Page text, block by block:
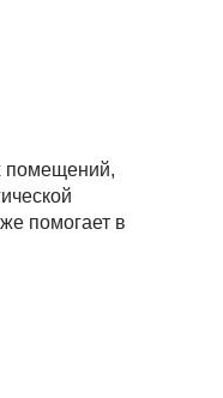
помещений,
помогает в